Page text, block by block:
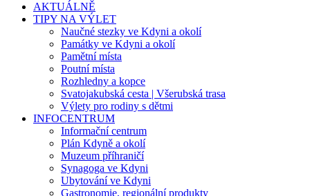
AKTUÁLNĚ
TIPY NA VÝLET
Naučné stezky ve Kdyni a okolí
Památky ve Kdyni a okolí
Pamětní místa
Poutní místa
Rozhledny a kopce
Svatojakubská cesta | Všerubská trasa
Výlety pro rodiny s dětmi
INFOCENTRUM
Informační centrum
Plán Kdyně a okolí
Muzeum příhraničí
Synagoga ve Kdyni
Ubytování ve Kdyni
Gastronomie, regionální produkty